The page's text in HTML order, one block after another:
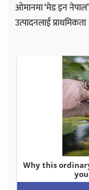
ओमानमा ‘मेड इन नेपाल’
उत्पादनलाई प्राथमिकता